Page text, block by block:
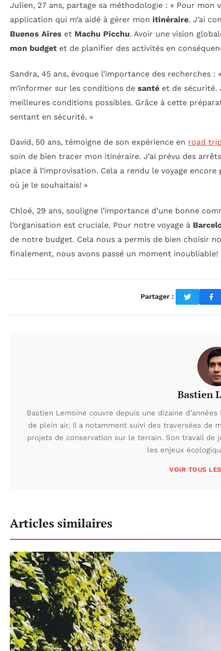
Julien, 27 ans, partage sa méthodologie : « Pour mon
application qui m’a aidé à gérer mon itinéraire. J’ai
Buenos Aires et Machu Picchu. Avoir une vision
mon budget et de planifier des activités en
Sandra, 45 ans, évoque l’importance des recherches
m’informer sur les conditions de santé et de sécurité.
meilleures conditions possibles. Grâce à cette
sentant en sécurité. »
David, 50 ans, témoigne de son expérience en road
soin de bien tracer mon itinéraire. J’ai prévu des
place à l’improvisation. Cela a rendu le voyage
où je le souhaitais! »
Chloé, 29 ans, souligne l’importance d’une bonne
l’organisation est cruciale. Pour notre voyage à
de notre budget. Cela nous a permis de bien choisir
finalement, nous avons passé un moment inoubliable!
Partager :
Bastien
Bastien Lemoine couvre depuis une dizaine
de plein air. Il a notamment suivi des traversées de
projets de conservation sur le terrain. Son travail de
les enjeux
VOIR TOUS
Articles similaires